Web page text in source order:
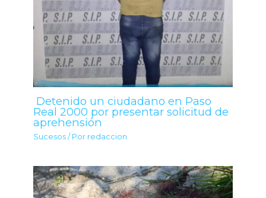
Detenido un ciudadano en Paso
Real 2000 por presentar solicitud de
aprehensión
Sucesos / Por redaccion